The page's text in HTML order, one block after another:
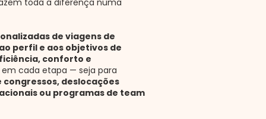
de viagens de
perfil e aos objetivos de
conforto e
em cada etapa — seja para
deslocações
ou programas de team